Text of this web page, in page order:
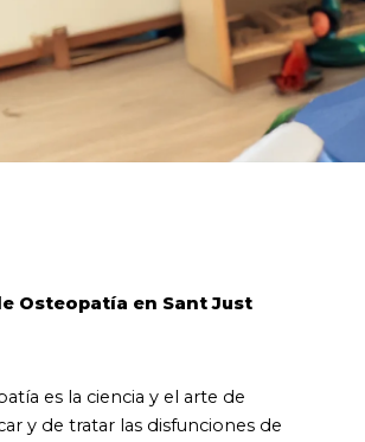
Osteopatía en Sant Just
es la ciencia y el arte de
y de tratar las disfunciones de